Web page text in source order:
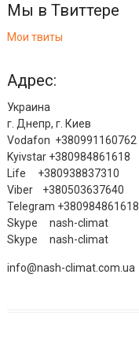
Мы в Твиттере
Мои твиты
Адрес:
Украина
г. Днепр, г. Киев
Vodafon +380991160762
Kyivstar +380984861618
Life +380938837310
Viber +380503637640
Telegram +380984861618
Skype nash-climat
Skype nash-climat
info@nash-climat.com.ua